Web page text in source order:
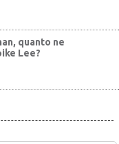
quanto ne
Lee?